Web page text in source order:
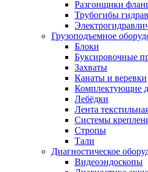
Разгонщики
Трубогибы
Грузоподъемное
Блоки
Буксировочные
Захваты
Канаты и веревки
Комплектующие
Лебёдки
Лента
Системы
Стропы
Тали
Диагностическое
Видеоэндоскопы